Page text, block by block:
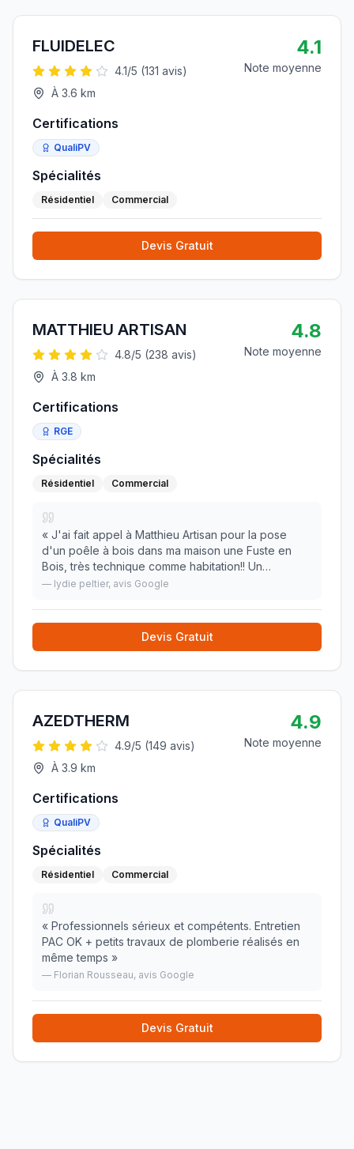
FLUIDELEC
4.1/5 (131 avis)
À 3.6 km
4.1
Note moyenne
Certifications
QualiPV
Spécialités
Résidentiel Commercial
Devis Gratuit
MATTHIEU ARTISAN
4.8/5 (238 avis)
À 3.8 km
4.8
Note moyenne
Certifications
RGE
Spécialités
Résidentiel Commercial
« J'ai fait appel à Matthieu Artisan pour la pose
d'un poêle à bois dans ma maison une Fuste en
Bois, très technique comme habitation!! Un
excellent professionnel, à l'écoute, très
méticuleux une»
— lydie peltier, avis Google
Devis Gratuit
AZEDTHERM
4.9/5 (149 avis)
À 3.9 km
4.9
Note moyenne
Certifications
QualiPV
Spécialités
Résidentiel Commercial
« Professionnels sérieux et compétents. Entretien
PAC OK + petits travaux de plomberie réalisés en
même temps »
— Florian Rousseau, avis Google
Devis Gratuit